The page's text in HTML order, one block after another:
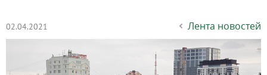
02.04.2021 Лента новостей